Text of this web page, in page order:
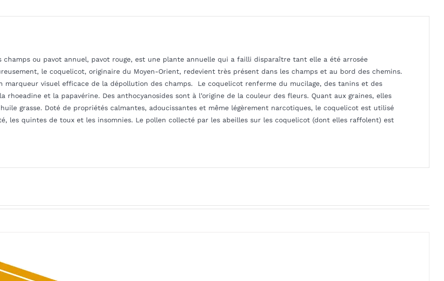
champs ou pavot annuel, pavot rouge, est une plante annuelle qui a failli disparaître tant elle a été arrosée
le coquelicot, originaire du Moyen-Orient, redevient très présent dans les champs et au bord des chemins.
marqueur visuel efficace de la dépollution des champs. Le coquelicot renferme du mucilage, des tanins et des
rhoeadine et la papavérine. Des anthocyanosides sont à l’origine de la couleur des fleurs. Quant aux graines, elles
grasse. Doté de propriétés calmantes, adoucissantes et même légèrement narcotiques, le coquelicot est utilisé
les quintes de toux et les insomnies. Le pollen collecté par les abeilles sur les coquelicot (dont elles raffolent) est